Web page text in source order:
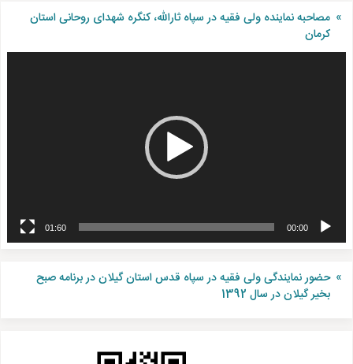
مصاحبه نماینده ولی فقیه در سپاه ثارالله، کنگره شهدای روحانی استان
کرمان
00:00
01:60
حضور نمایندگی ولی فقیه در سپاه قدس استان گیلان در برنامه صبح
بخیر گیلان در سال 1392